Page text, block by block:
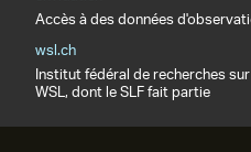
Accès à des données
wsl.ch
Institut fédéral de recherches
WSL, dont le SLF fait partie